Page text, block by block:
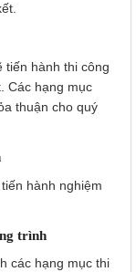
tiến hành thi công
Các hạng mục
thuận cho quý
hành nghiệm
trình
các hạng mục thi